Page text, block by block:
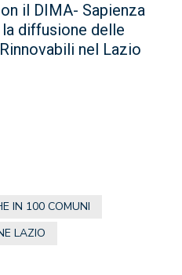
il DIMA- Sapienza
diffusione delle
nel Lazio
IN 100 COMUNI
LAZIO